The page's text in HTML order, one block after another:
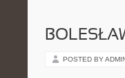
POSTED BY